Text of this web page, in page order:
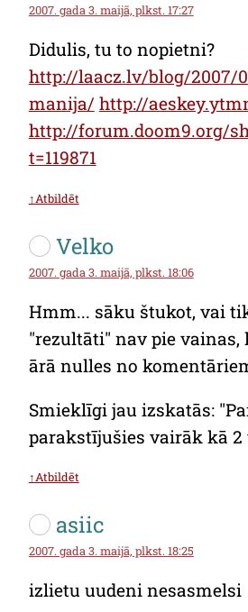
2007. gada 3. maijā, plkst. 17:27
Didulis, tu to nopietni?
http://laacz.lv/blog/2007/
manija/ http://
http://forum.doom9.org/
t=119871
↑Atbildēt
Velko
2007. gada 3. maijā, plkst. 18:06
Hmm... sāku štukot, vai
"rezultāti" nav pie vainas,
ārā nulles no
Smieklīgi jau izskatās:
parakstījušies vairāk kā 2
↑Atbildēt
asiic
2007. gada 3. maijā, plkst. 18:25
izlietu uudeni nesasmelsi